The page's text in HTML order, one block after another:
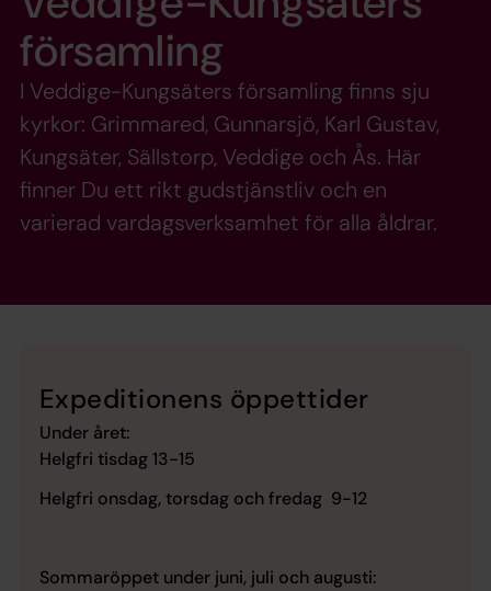
församling
I Veddige-Kungsäters församling finns sju
kyrkor: Grimmared, Gunnarsjö, Karl Gustav,
Kungsäter, Sällstorp, Veddige och Ås. Här
finner Du ett rikt gudstjänstliv och en
varierad vardagsverksamhet för alla åldrar.
Expeditionens öppettider
Under året:
Helgfri tisdag 13-15
Helgfri onsdag, torsdag och fredag 9-12
Sommaröppet under juni, juli och augusti: